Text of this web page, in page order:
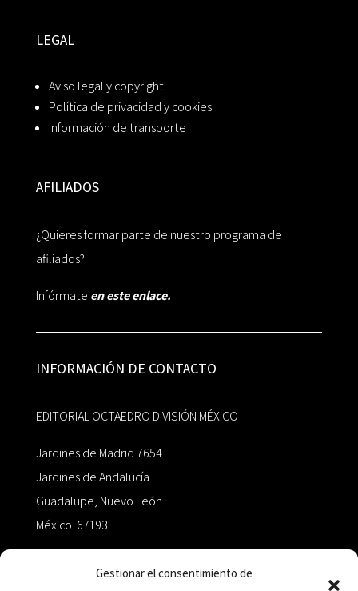
Gestionar el consentimiento de
LEGAL
Aviso legal y copyright
Política de privacidad y cookies
Información de transporte
AFILIADOS
¿Quieres formar parte de nuestro programa de
afiliados?
Infórmate en este enlace.
INFORMACIÓN DE CONTACTO
EDITORIAL OCTAEDRO DIVISIÓN MÉXICO
Jardines de Madrid 7654
Jardines de Andalucía
Guadalupe, Nuevo León
México 67193